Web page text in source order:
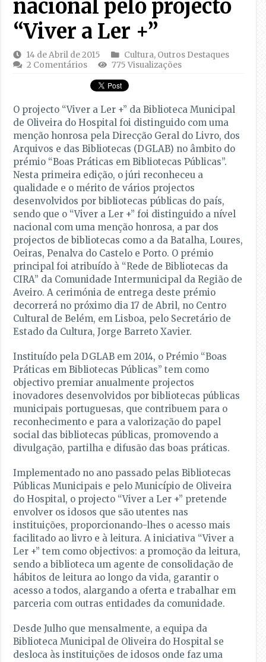
nacional pelo projecto
“Viver a Ler +”
14 de Abril de 2015 Cultura, Outros Destaques
2 Comentários
775 Visualizações
O projecto “Viver a Ler +” da Biblioteca Municipal
de Oliveira do Hospital foi distinguido com uma
menção honrosa pela Direcção Geral do Livro, dos
Arquivos e das Bibliotecas (DGLAB) no âmbito do
prémio “Boas Práticas em Bibliotecas Públicas”.
Nesta primeira edição, o júri reconheceu a
qualidade e o mérito de vários projectos
desenvolvidos por bibliotecas públicas do país,
sendo que o “Viver a Ler +” foi distinguido a nível
nacional com uma menção honrosa, a par dos
projectos de bibliotecas como a da Batalha, Loures,
Oeiras, Penalva do Castelo e Porto. O prémio
principal foi atribuído à “Rede de Bibliotecas da
CIRA” da Comunidade Intermunicipal da Região de
Aveiro. A cerimónia de entrega deste prémio
decorrerá no próximo dia 17 de Abril, no Centro
Cultural de Belém, em Lisboa, pelo Secretário de
Estado da Cultura, Jorge Barreto Xavier.
Instituído pela DGLAB em 2014, o Prémio “Boas
Práticas em Bibliotecas Públicas” tem como
objectivo premiar anualmente projectos
inovadores desenvolvidos por bibliotecas públicas
municipais portuguesas, que contribuem para o
reconhecimento e para a valorização do papel
social das bibliotecas públicas, promovendo a
divulgação, partilha e difusão das boas práticas.
Implementado no ano passado pelas Bibliotecas
Públicas Municipais e pelo Município de Oliveira
do Hospital, o projecto “Viver a Ler +” pretende
envolver os idosos que são utentes nas
instituições, proporcionando-lhes o acesso mais
facilitado ao livro e à leitura. A iniciativa “Viver a
Ler +” tem como objectivos: a promoção da leitura,
sendo a biblioteca um agente de consolidação de
hábitos de leitura ao longo da vida, garantir o
acesso a todos, alargando a oferta e trabalhar em
parceria com outras entidades da comunidade.
Desde Julho que mensalmente, a equipa da
Biblioteca Municipal de Oliveira do Hospital se
desloca às instituições de idosos onde faz uma